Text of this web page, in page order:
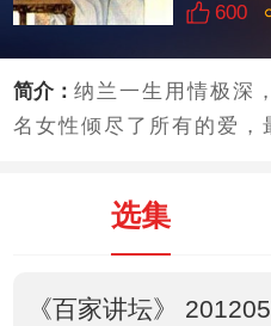
600
简介：纳兰一生用情极深
名女性倾尽了所有的爱，
选集
《百家讲坛》